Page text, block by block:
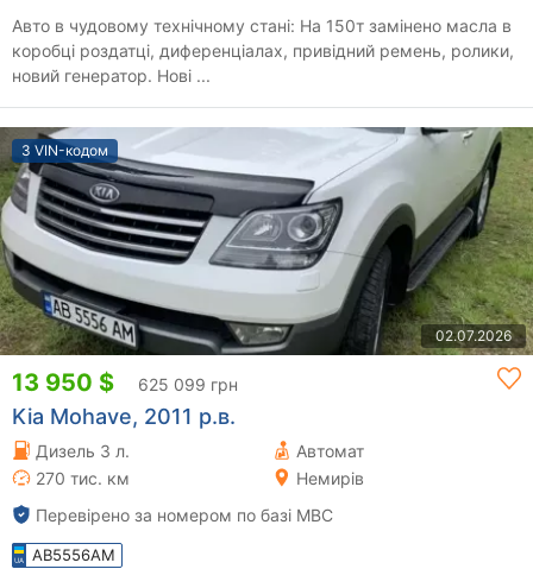
Авто в чудовому технічному стані: На 150т замінено масла в
коробці роздатці, диференціалах, привідний ремень, ролики,
новий генератор. Нові ...
З VIN-кодом
02.07.2026
13 950 $ 625 099 грн
Kia Mohave, 2011 р.в.
Дизель 3 л.
Автомат
270 тис. км
Немирів
Перевірено за номером по базі МВС
AB5556AM